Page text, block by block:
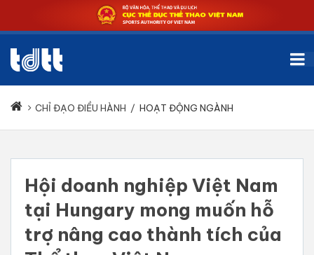
CHỈ ĐẠO ĐIỀU HÀNH / HOẠT ĐỘNG NGÀNH
Hội doanh nghiệp Việt Nam
tại Hungary mong muốn hỗ
trợ nâng cao thành tích của